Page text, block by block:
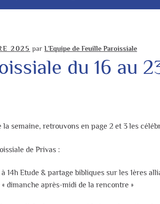
2025 parL’Equipe de Feuille Paroissiale
du 16 au
semaine, retrouvons en page 2 et 3 les
de Privas :
14h Etude & partage bibliques sur les 1ères
« dimanche après-midi de la rencontre »